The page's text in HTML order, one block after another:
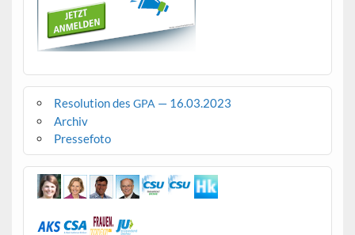
Resolution des GPA — 16.03.2023
Archiv
Pressefoto